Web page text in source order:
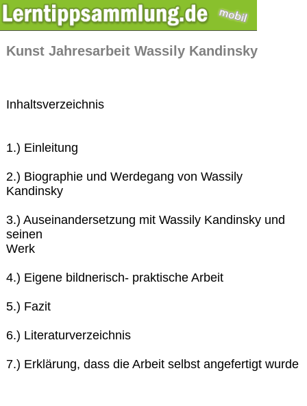
Kunst Jahresarbeit Wassily Kandinsky
Inhaltsverzeichnis
1.) Einleitung
2.) Biographie und Werdegang von Wassily
Kandinsky
3.) Auseinandersetzung mit Wassily Kandinsky und
seinen
Werk
4.) Eigene bildnerisch- praktische Arbeit
5.) Fazit
6.) Literaturverzeichnis
7.) Erklärung, dass die Arbeit selbst angefertigt wurde